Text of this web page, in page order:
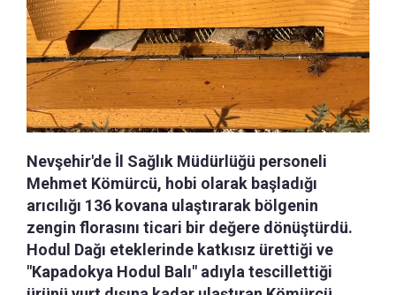
Nevşehir'de İl Sağlık Müdürlüğü personeli
Mehmet Kömürcü, hobi olarak başladığı
arıcılığı 136 kovana ulaştırarak bölgenin
zengin florasını ticari bir değere dönüştürdü.
Hodul Dağı eteklerinde katkısız ürettiği ve
"Kapadokya Hodul Balı" adıyla tescillettiği